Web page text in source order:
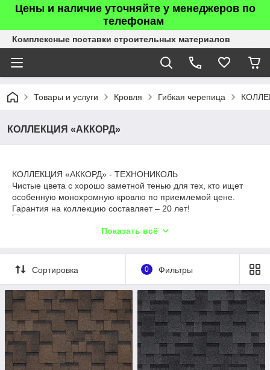
Цены и наличие уточняйте у менеджеров по
телефонам
Комплексные поставки строительных материалов
Товары и услуги Кровля Гибкая черепица
КОЛЛЕКЦИЯ «АККОРД»
КОЛЛЕКЦИЯ «АККОРД» - ТЕХНОНИКОЛЬ
Чистые цвета с хорошо заметной тенью для тех, кто ищет
особенную монохромную кровлю по приемлемой цене.
Гарантия на коллекцию составляет – 20 лет!
Характеристика
Основа
Сверхпрочны
й
стеклохолст
Толщина
гонта, мм
3,3(±0,2)
Показать всё
Сортировка 0 Фильтры